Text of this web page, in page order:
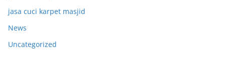
jasa cuci karpet masjid
News
Uncategorized